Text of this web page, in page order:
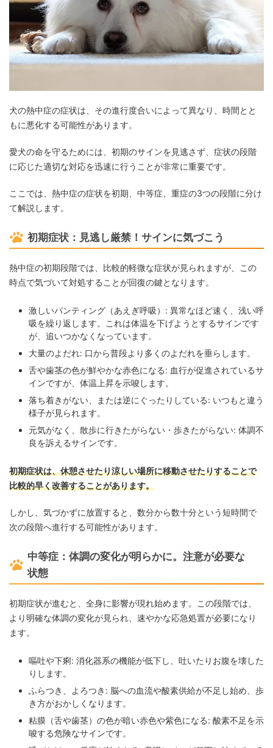
犬の熱中症の症状は、その進行度合いによって異なり、時間とと
もに悪化する可能性があります。
愛犬の命を守るためには、初期のサインを見逃さず、症状の段階
に応じた適切な対応を迅速に行うことが非常に重要です。
ここでは、熱中症の症状を初期、中等症、重症の3つの段階に分け
て解説します。
初期症状：見逃し厳禁！サインに気づこう
熱中症の初期段階では、比較的軽微な症状が見られますが、この
時点で気づいて対処することが回復の鍵となります。
激しいパンティング（あえぎ呼吸）: 異常なほど速く、浅い呼
吸を繰り返します。これは体温を下げようとするサインです
が、追いつかなくなっています。
大量のよだれ: 口から普段より多くのよだれを垂らします。
舌や歯茎の色が鮮やかな赤色になる: 血行が促進されているサ
インですが、体温上昇を示唆します。
落ち着きがない、または逆にぐったりしている: いつもと違う
様子が見られます。
元気がなく、散歩に行きたがらない・歩きたがらない: 体調不
良を訴えるサインです。
初期症状は、休憩させたり涼しい場所に移動させたりすることで
比較的早く改善することがあります。
しかし、気づかずに放置すると、数分から数十分という短時間で
次の段階へ進行する可能性があります。
中等症：体調の変化が明らかに。注意が必要な
状態
初期症状が進むと、全身に影響が現れ始めます。この段階では、
より明確な体調の変化が見られ、速やかな応急処置が必要になり
ます。
嘔吐や下痢: 消化器系の機能が低下し、吐いたりお腹を壊した
りします。
ふらつき、よろつき: 脳への血流や酸素供給が不足し始め、歩
き方がおかしくなります。
粘膜（舌や歯茎）の色が暗い赤色や紫色になる: 酸素不足を示
唆する危険なサインです。